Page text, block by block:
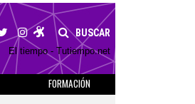
BUSCAR
El tiempo - Tutiempo.net
FORMACIÓN